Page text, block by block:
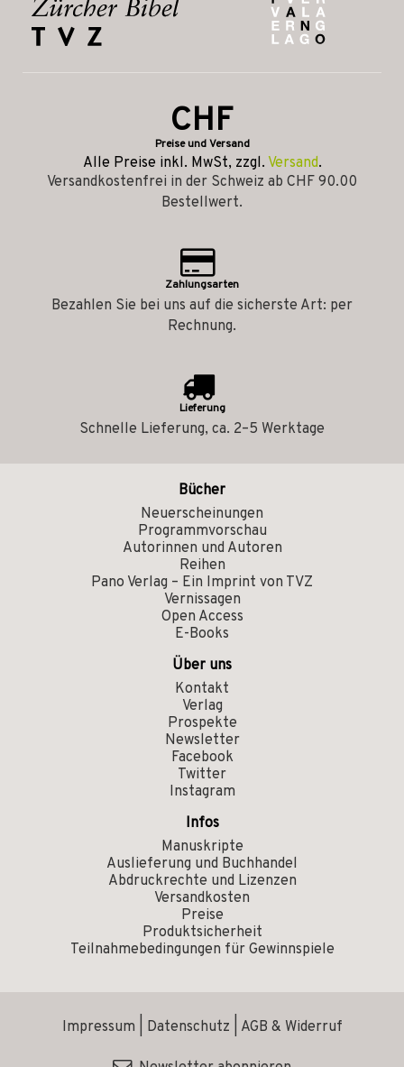
CHF
Preise und Versand
Alle Preise inkl. MwSt, zzgl. Versand.
Versandkostenfrei in der Schweiz ab CHF 90.00
Bestellwert.
Zahlungsarten
Bezahlen Sie bei uns auf die sicherste Art: per
Rechnung.
Lieferung
Schnelle Lieferung, ca. 2–5 Werktage
Bücher
Neuerscheinungen
Programmvorschau
Autorinnen und Autoren
Reihen
Pano Verlag – Ein Imprint von TVZ
Vernissagen
Open Access
E-Books
Über uns
Kontakt
Verlag
Prospekte
Newsletter
Facebook
Twitter
Instagram
Infos
Manuskripte
Auslieferung und Buchhandel
Abdruckrechte und Lizenzen
Versandkosten
Preise
Produktsicherheit
Teilnahmebedingungen für Gewinnspiele
Impressum Datenschutz AGB & Widerruf